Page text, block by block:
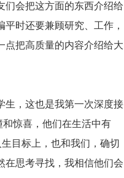
们会把这方面的东西介绍给
时还要兼顾研究、工作，
点把高质量的内容介绍给大
生，这也是我第一次深度接
和惊喜，他们在生活中有
目标上，也和我们，确切
在思考寻找，我相信他们会